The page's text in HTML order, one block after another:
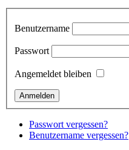
Benutzername
Passwort
Angemeldet bleiben
Passwort vergessen?
Benutzername vergessen?